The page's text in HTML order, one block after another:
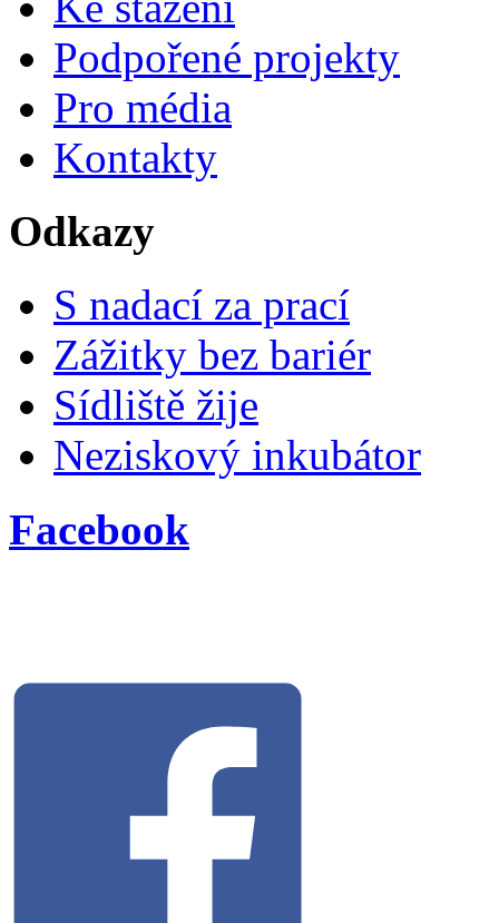
Podpořené projekty
Pro média
Kontakty
Odkazy
S nadací za prací
Zážitky bez bariér
Sídliště žije
Neziskový inkubátor
Facebook